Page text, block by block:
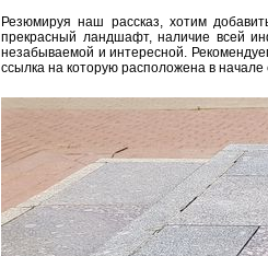
Резюмируя наш рассказ, хотим
прекрасный ландшафт, наличие всей
незабываемой и интересной.
ссылка на которую расположена в